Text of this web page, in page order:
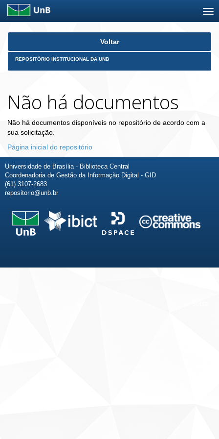
Skip
Voltar
REPOSITÓRIO INSTITUCIONAL DA UNB
Não há documentos
Não há documentos disponíveis no repositório de acordo com a
sua solicitação.
Página inicial do repositório
Universidade de Brasília - Biblioteca Central
Coordenadoria de Gestão da Informação Digital - GID
(61) 3107-2683
repositorio@unb.br